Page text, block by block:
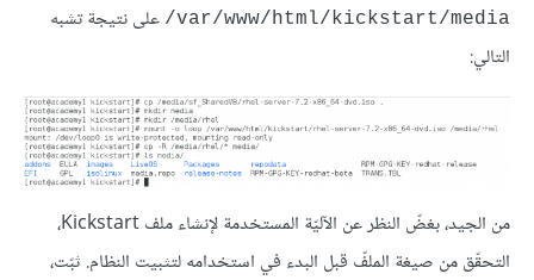
var/www/html/kickstart/media/
على نتيجة تشبه
التالي:
من الجيد، بغضّ النظر عن الآليّة المستخدمة لإنشاء ملف Kickstart،
التحقّق من صيغة الملفّ قبل البدء في استخدامه لتثبيت النظام. ثبّت،